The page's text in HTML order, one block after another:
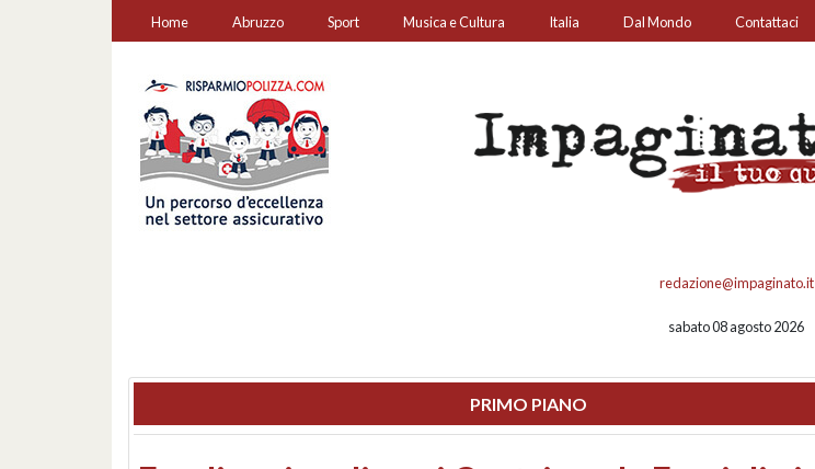
Home Abruzzo Sport Musica e Cultura Italia Dal Mondo Contattaci
redazione@impaginato.it
sabato 08 agosto 2026
PRIMO PIANO